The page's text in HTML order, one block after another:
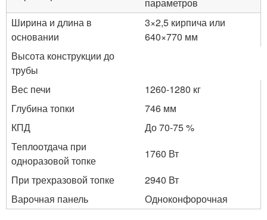
Ширина и длина в
основании
3×2,5 кирпича или
640×770 мм
Высота конструкции до
трубы
Вес печи
1260-1280 кг
Глубина топки
746 мм
КПД
До 70-75 %
Теплоотдача при
одноразовой топке
1760 Вт
При трехразовой топке
2940 Вт
Варочная панель
Одноконфорочная